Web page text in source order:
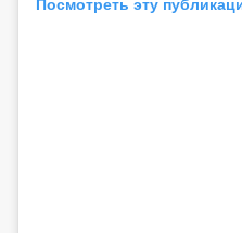
Посмотреть эту